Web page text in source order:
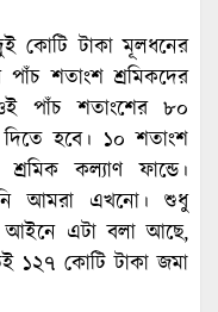
কোটি টাকা মূলধনের
শতাংশ শ্রমিকদের
ওই পাঁচ শতাংশের ৮০
দিতে হবে। ১০ শতাংশ
কল্যাণ ফান্ডে।
আমরা এখনো। শুধু
আইনে এটা বলা আছে,
১২৭ কোটি টাকা জমা